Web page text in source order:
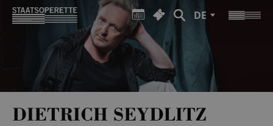
DE
DIETRICH SEYDLITZ